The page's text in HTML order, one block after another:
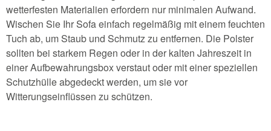
wetterfesten Materialien erfordern nur minimalen Aufwand.
Wischen Sie Ihr Sofa einfach regelmäßig mit einem feuchten
Tuch ab, um Staub und Schmutz zu entfernen. Die Polster
sollten bei starkem Regen oder in der kalten Jahreszeit in
einer Aufbewahrungsbox verstaut oder mit einer speziellen
Schutzhülle abgedeckt werden, um sie vor
Witterungseinflüssen zu schützen.